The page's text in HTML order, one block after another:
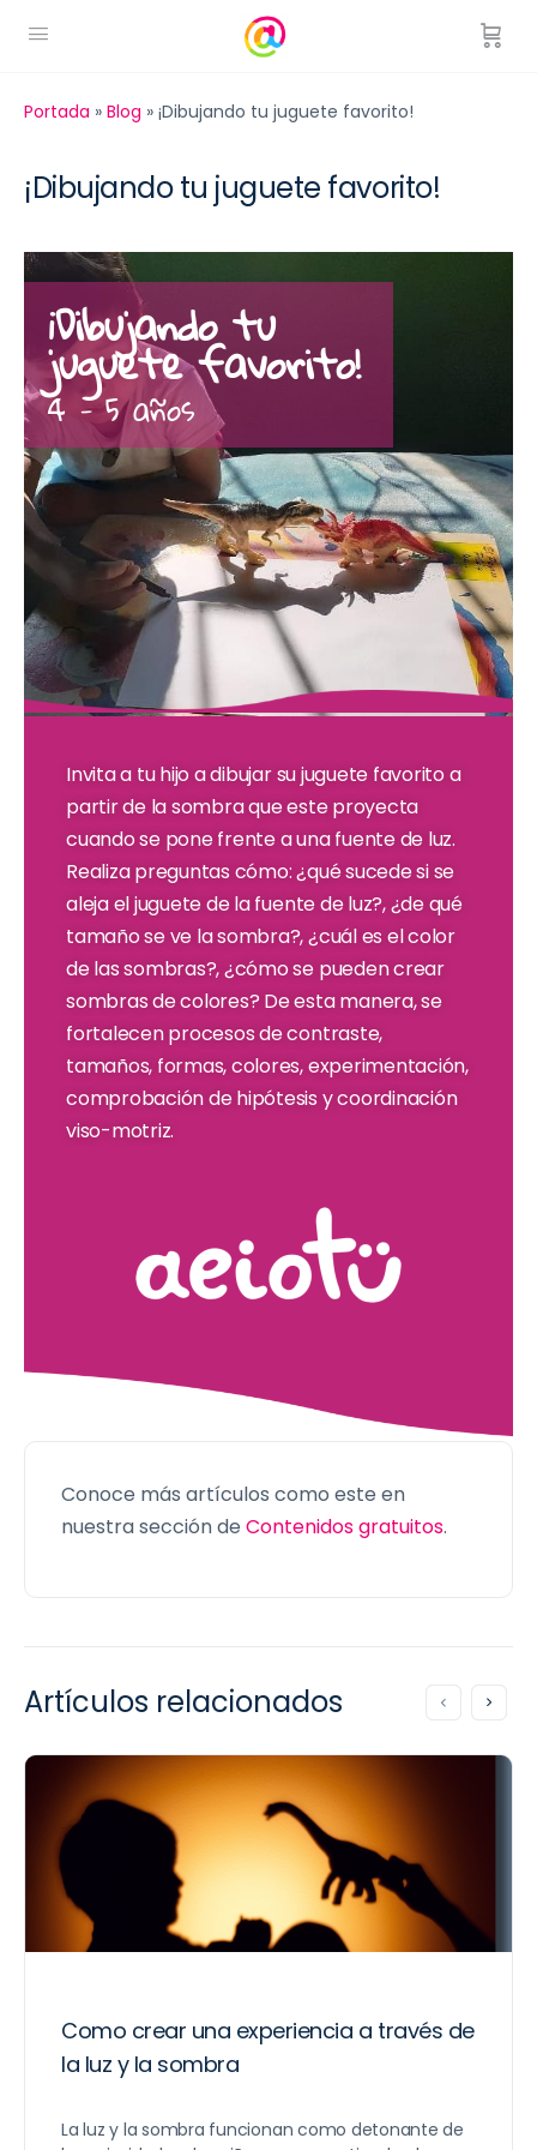
Portada » Blog » ¡Dibujando tu juguete favorito!
¡Dibujando tu juguete favorito!
¡Dibujando tu
juguete favorito!
4 - 5 años
Invita a tu hijo a dibujar su juguete favorito a
partir de la sombra que este proyecta
cuando se pone frente a una fuente de luz.
Realiza preguntas cómo: ¿qué sucede si se
aleja el juguete de la fuente de luz?, ¿de qué
tamaño se ve la sombra?, ¿cuál es el color
de las sombras?, ¿cómo se pueden crear
sombras de colores? De esta manera, se
fortalecen procesos de contraste,
tamaños, formas, colores, experimentación,
comprobación de hipótesis y coordinación
viso-motriz.
Conoce más artículos como este en
nuestra sección de Contenidos gratuitos.
Artículos relacionados
Como crear una experiencia a través de
la luz y la sombra
La luz y la sombra funcionan como detonante de